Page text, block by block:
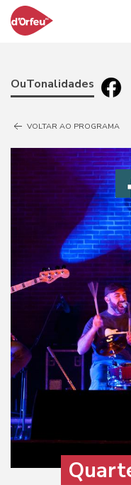
OuTonalidades
VOLTAR AO PROGRAMA